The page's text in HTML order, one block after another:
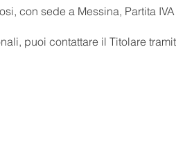
con sede a Messina, Partita
puoi contattare il Titolare